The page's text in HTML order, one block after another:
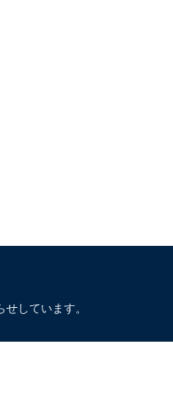
しています。